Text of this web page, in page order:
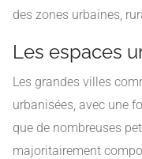
des zones urbaines,
Les espaces
Les grandes villes
urbanisées, avec une
que de nombreuses
majoritairement